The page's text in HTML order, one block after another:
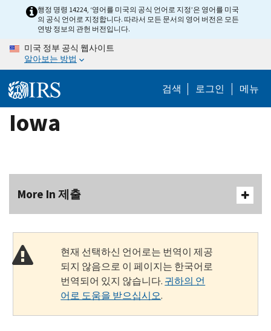
content
행정 명령 14224, ‘영어를 미국의 공식 언어로 지정’은 영어를 미국
의 공식 언어로 지정합니다. 따라서 모든 문서의 영어 버전은 모든
연방 정보의 관헌 버전입니다.
미국 정부 공식 웹사이트
알아보는 방법
검색 로그인 메뉴
Iowa
More In 제출
현재 선택하신 언어로는 번역이 제공
되지 않음으로 이 페이지는 한국어로
번역되어 있지 않습니다. 귀하의 언
어로 도움을 받으십시오.